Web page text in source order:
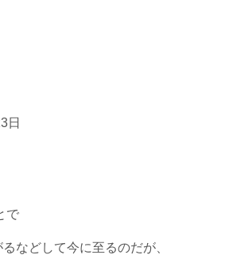
日
で
などして今に至るのだが、